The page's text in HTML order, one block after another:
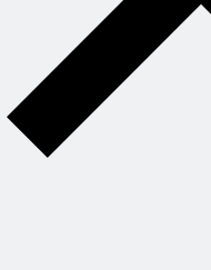
рекламы